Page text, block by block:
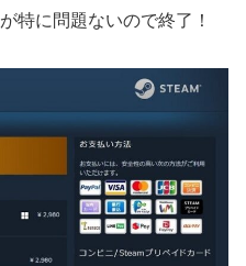
特に問題ないので終了！